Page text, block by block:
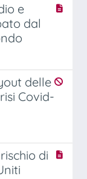
e
dal
delle
Covid-
di